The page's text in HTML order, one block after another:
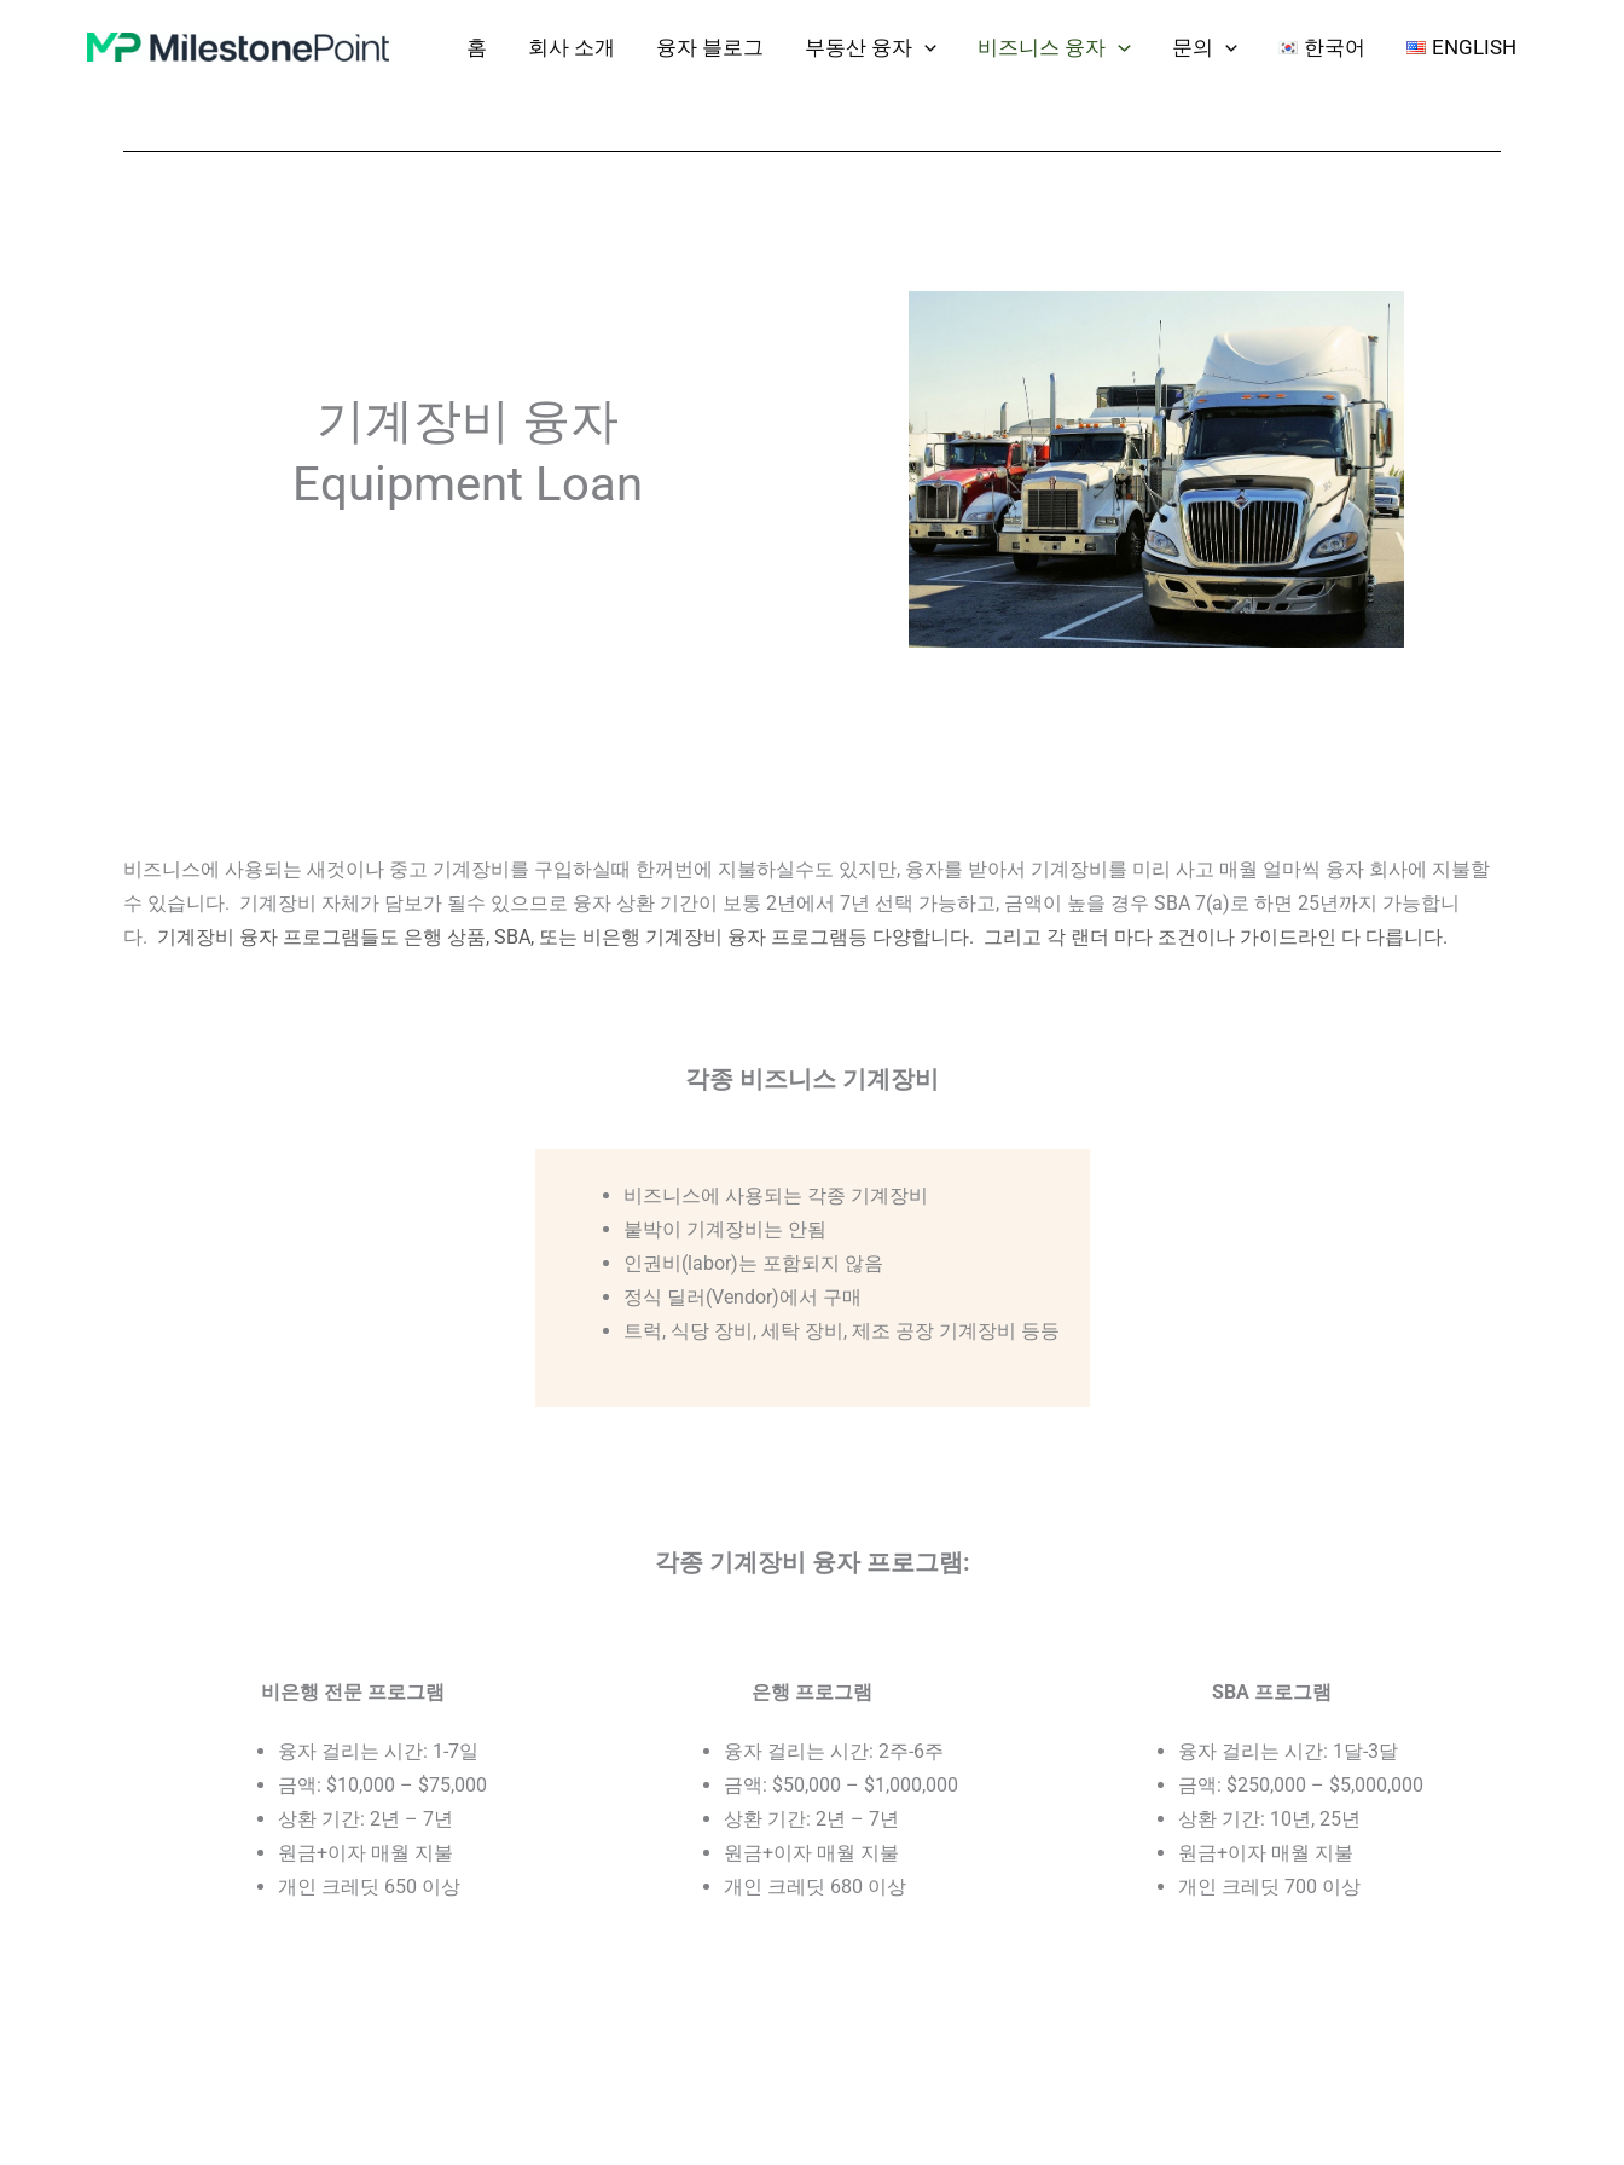
홈 회사 소개 융자 블로그 부동산 융자 비즈니스 융자 문의 한국어 ENGLISH
기계장비 융자
Equipment Loan
비즈니스에 사용되는 새것이나 중고 기계장비를 구입하실때 한꺼번에 지불하실수도 있지만, 융자를 받아서 기계장비를 미리 사고 매월 얼마씩 융자 회사에 지불할
수 있습니다. 기계장비 자체가 담보가 될수 있으므로 융자 상환 기간이 보통 2년에서 7년 선택 가능하고, 금액이 높을 경우 SBA 7(a)로 하면 25년까지 가능합니
다. 기계장비 융자 프로그램들도 은행 상품, SBA, 또는 비은행 기계장비 융자 프로그램등 다양합니다. 그리고 각 랜더 마다 조건이나 가이드라인 다 다릅니다.
각종 비즈니스 기계장비
비즈니스에 사용되는 각종 기계장비
붙박이 기계장비는 안됨
인권비(labor)는 포함되지 않음
정식 딜러(Vendor)에서 구매
트럭, 식당 장비, 세탁 장비, 제조 공장 기계장비 등등
각종 기계장비 융자 프로그램:
비은행 전문 프로그램
융자 걸리는 시간: 1-7일
금액: $10,000 – $75,000
상환 기간: 2년 – 7년
원금+이자 매월 지불
개인 크레딧 650 이상
은행 프로그램
융자 걸리는 시간: 2주-6주
금액: $50,000 – $1,000,000
상환 기간: 2년 – 7년
원금+이자 매월 지불
개인 크레딧 680 이상
SBA 프로그램
융자 걸리는 시간: 1달-3달
금액: $250,000 – $5,000,000
상환 기간: 10년, 25년
원금+이자 매월 지불
개인 크레딧 700 이상